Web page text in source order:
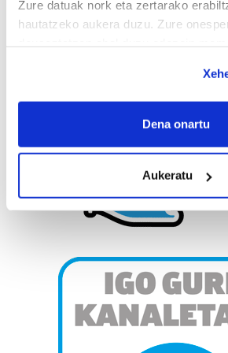
Zure datuak nork eta zertarako
hautatzeko aukera duzu. Zure
If you allow, we would also like to:
Collect information about your
Identify your device by
specific characteristics
Find out more about how your
Guk eta gure bazkideek zure datu
prozesatzen ditugu, zure IP zenbakia,
teknologia erabiliz, cookieak adibidez,
Dena onartu
Aukeratu